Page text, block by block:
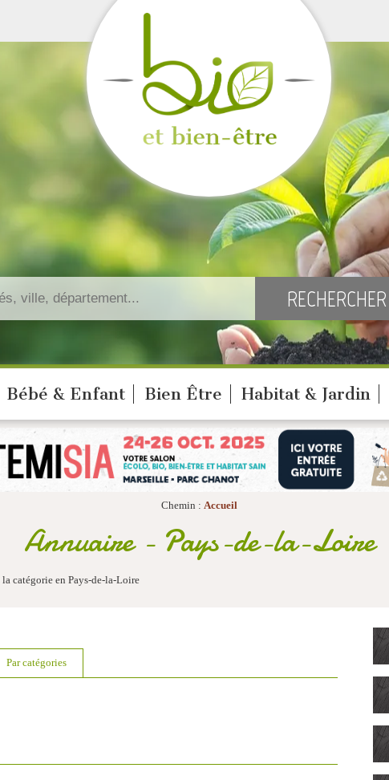
Bébé & Enfant Bien Être Habitat & Jardin
Chemin : Accueil
Annuaire - Pays-de-la-Loire
catégorie en Pays-de-la-Loire
Par catégories